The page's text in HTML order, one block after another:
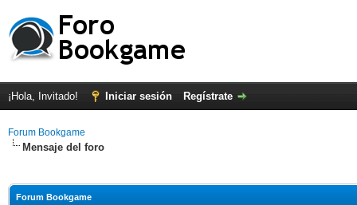
¡Hola, Invitado! Iniciar sesión Regístrate
Forum Bookgame
Mensaje del foro
Forum Bookgame